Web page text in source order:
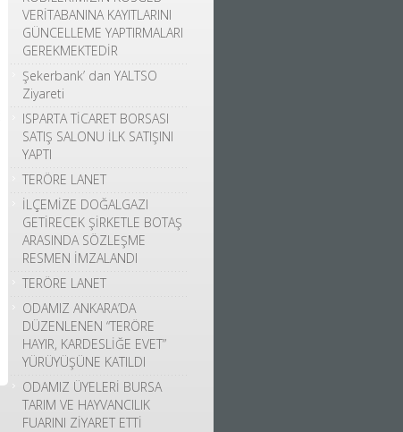
VERİTABANINA KAYITLARINI
GÜNCELLEME YAPTIRMALARI
GEREKMEKTEDİR
Şekerbank’ dan YALTSO
Ziyareti
ISPARTA TİCARET BORSASI
SATIŞ SALONU İLK SATIŞINI
YAPTI
TERÖRE LANET
İLÇEMİZE DOĞALGAZI
GETİRECEK ŞİRKETLE BOTAŞ
ARASINDA SÖZLEŞME
RESMEN İMZALANDI
TERÖRE LANET
ODAMIZ ANKARA’DA
DÜZENLENEN “TERÖRE
HAYIR, KARDESLİĞE EVET”
YÜRÜYÜŞÜNE KATILDI
ODAMIZ ÜYELERİ BURSA
TARIM VE HAYVANCILIK
FUARINI ZİYARET ETTİ